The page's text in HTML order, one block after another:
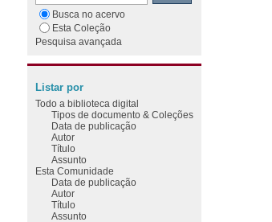
Busca no acervo
Esta Coleção
Pesquisa avançada
Listar por
Todo a biblioteca digital
Tipos de documento & Coleções
Data de publicação
Autor
Título
Assunto
Esta Comunidade
Data de publicação
Autor
Título
Assunto